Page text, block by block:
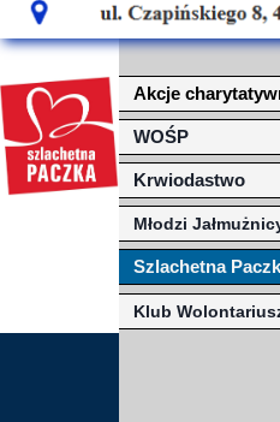
Historia szkoły
Misja szkoły
Kadra pedagogiczna
Rada Szkoły
Sukcesy
Edukator roku
Kalendarz
Egzaminy
Wykaz
Projekty
Krwiodastwo
Klub
Szlachetna
Młodzi
WOŚP
Akcje